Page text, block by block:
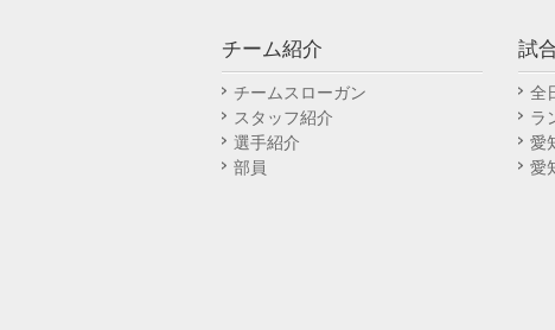
チーム紹介
チームスローガン
スタッフ紹介
選手紹介
部員
試
全
ラ
愛
愛